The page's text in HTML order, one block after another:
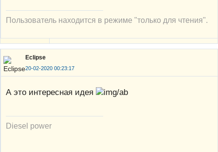
Пользователь находится в режиме "только для чтения".
Eclipse
20-02-2020 00:23:17
А это интересная идея
Diesel power